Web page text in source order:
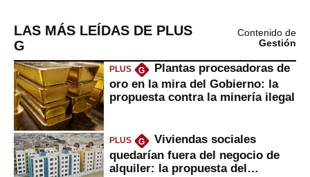
LAS MÁS LEÍDAS DE PLUS
G
Contenido de
Gestión
PLUS G
Plantas procesadoras de
oro en la mira del Gobierno: la
propuesta contra la minería ilegal
PLUS G
Viviendas sociales
quedarían fuera del negocio de
alquiler: la propuesta del